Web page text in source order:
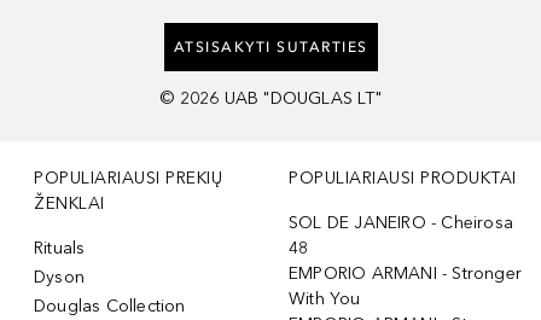
ATSISAKYTI SUTARTIES
© 2026 UAB "DOUGLAS LT"
POPULIARIAUSI PREKIŲ
ŽENKLAI
Rituals
Dyson
Douglas Collection
POPULIARIAUSI PRODUKTAI
SOL DE JANEIRO - Cheirosa
48
EMPORIO ARMANI - Stronger
With You